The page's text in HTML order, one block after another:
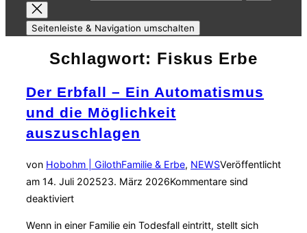
Seitenleiste & Navigation umschalten
Schlagwort: Fiskus Erbe
Der Erbfall – Ein Automatismus
und die Möglichkeit
auszuschlagen
von Hobohm | GilothFamilie & Erbe, NEWSVeröffentlicht
am 14. Juli 202523. März 2026Kommentare sind
deaktiviert
Wenn in einer Familie ein Todesfall eintritt, stellt sich